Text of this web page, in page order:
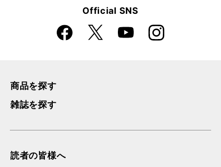
Official SNS
Faceboo
k
X YouTube Instagra
m
商品を探す
雑誌を探す
読者の皆様へ